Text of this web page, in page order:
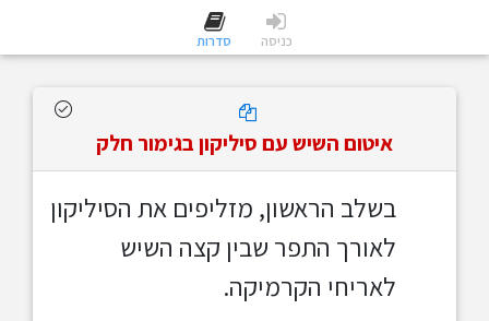
כניסה סדרות
איטום השיש עם סיליקון בגימור חלק
בשלב הראשון, מזליפים את הסיליקון
לאורך התפר שבין קצה השיש
לאריחי הקרמיקה.